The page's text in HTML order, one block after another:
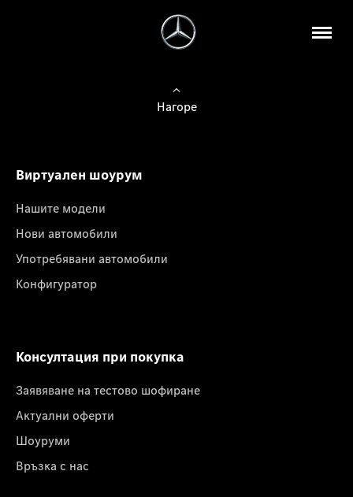
Нагоре
Виртуален шоурум
Нашите модели
Нови автомобили
Употребявани автомобили
Конфигуратор
Консултация при покупка
Заявяване на тестово шофиране
Актуални оферти
Шоуруми
Връзка с нас